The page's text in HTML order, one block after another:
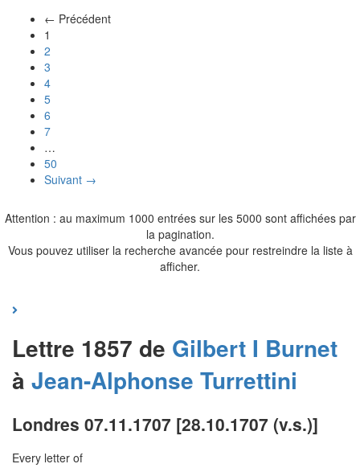
← Précédent
1
2
3
4
5
6
7
…
50
Suivant →
Attention : au maximum 1000 entrées sur les 5000 sont affichées par
la pagination.
Vous pouvez utiliser la recherche avancée pour restreindre la liste à
afficher.
Lettre 1857 de Gilbert I Burnet
à Jean-Alphonse Turrettini
Londres 07.11.1707 [28.10.1707 (v.s.)]
Every letter of